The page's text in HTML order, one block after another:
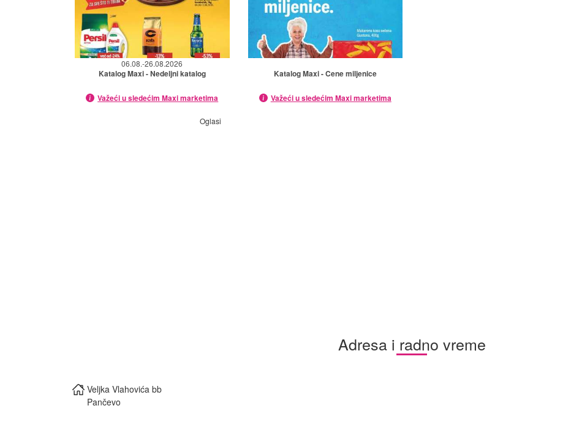
06.08.-26.08.2026
Katalog Maxi - Nedeljni katalog
Važeći u sledećim Maxi marketima
Katalog Maxi - Cene miljenice
Važeći u sledećim Maxi marketima
Oglasi
Adresa i radno vreme
Veljka Vlahovića bb
Pančevo